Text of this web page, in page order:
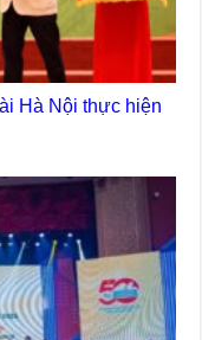
Hà Nội thực hiện